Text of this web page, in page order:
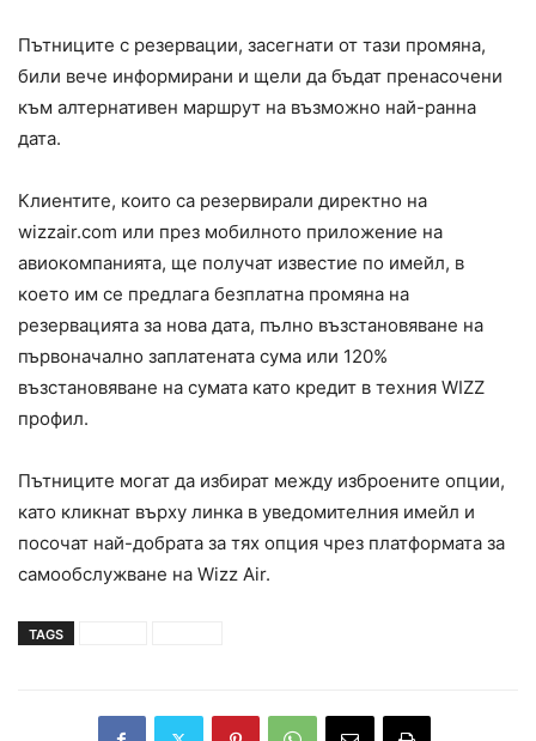
Пътниците с резервации, засегнати от тази промяна,
били вече информирани и щели да бъдат пренасочени
към алтернативен маршрут на възможно най-ранна
дата.
Клиентите, които са резервирали директно на
wizzair.com или през мобилното приложение на
авиокомпанията, ще получат известие по имейл, в
което им се предлага безплатна промяна на
резервацията за нова дата, пълно възстановяване на
първоначално заплатената сума или 120%
възстановяване на сумата като кредит в техния WIZZ
профил.
Пътниците могат да избират между изброените опции,
като кликнат върху линка в уведомителния имейл и
посочат най-добрата за тях опция чрез платформата за
самообслужване на Wizz Air.
TAGS